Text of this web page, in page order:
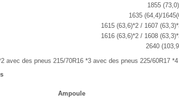
1855 (73,0)
1635 (64,4)/
1615 (63,6)*2 / 1607
1616 (63,6)*2 / 1608
2640
avec des pneus 215/70R16 *3 avec des pneus 225/60R17
Ampoule